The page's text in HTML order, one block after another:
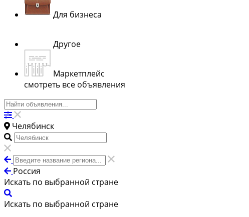
Для бизнеса
Другое
Маркетплейс
смотреть все объявления
Челябинск
Россия
Искать по выбранной стране
Искать по выбранной стране